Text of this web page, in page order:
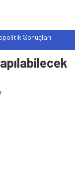
Sonuçları
Romantik Bir